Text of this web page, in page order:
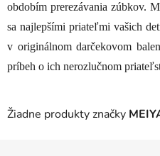
obdobím prerezávania zúbkov.
sa najlepšími priateľmi vašich
v originálnom darčekovom
príbeh o ich nerozlučnom
Žiadne produkty značky